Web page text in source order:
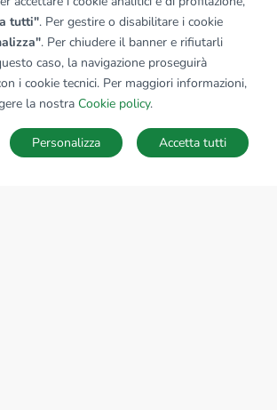
SALVA RICERCA
tutti". Per gestire o disabilitare i cookie
. Per chiudere il banner e rifiutarli
caso, la navigazione proseguirà
i cookie tecnici. Per maggiori informazioni,
la nostra Cookie policy.
Accetta tutti
Personalizza